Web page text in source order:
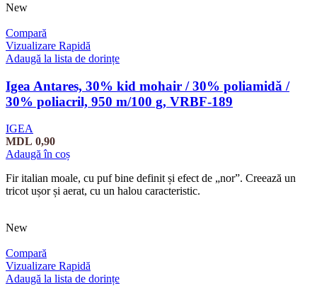
New
Compară
Vizualizare Rapidă
Adaugă la lista de dorințe
Igea Antares, 30% kid mohair / 30% poliamidă /
30% poliacril, 950 m/100 g, VRBF-189
IGEA
MDL 0,90
Adaugă în coș
Fir italian moale, cu puf bine definit și efect de „nor”. Creează un
tricot ușor și aerat, cu un halou caracteristic.
New
Compară
Vizualizare Rapidă
Adaugă la lista de dorințe